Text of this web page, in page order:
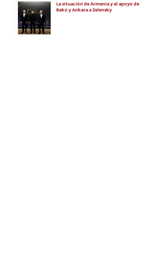
La situación de Armenia y el apoyo de
Bakú y Ankara a Zelensky